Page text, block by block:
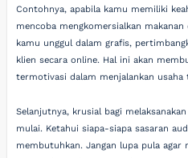
Contohnya, apabila kamu memiliki
mencoba mengkomersialkan
kamu unggul dalam grafis,
klien secara online. Hal ini akan
termotivasi dalam menjalankan usaha
Selanjutnya, krusial bagi
mulai. Ketahui siapa-siapa sasaran
membutuhkan. Jangan lupa pula agar